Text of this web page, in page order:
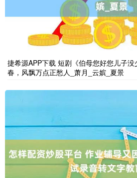
捷希源APP下载 短剧《伯母您好您儿子
春，风飘万点正愁人_萧月_云嫔_夏景